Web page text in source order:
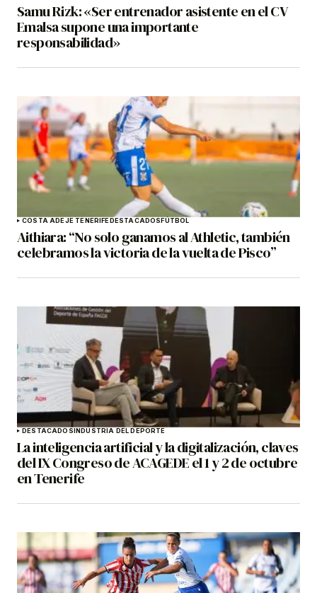
Samu Rizk: «Ser entrenador asistente en el CV
Emalsa supone una importante
responsabilidad»
COSTA ADEJE TENERIFEDESTACADOSFÚTBOL
Aithiara: “No solo ganamos al Athletic, también
celebramos la victoria de la vuelta de Pisco”
DESTACADOSINDUSTRIA DEL DEPORTE
La inteligencia artificial y la digitalización, claves
del IX Congreso de ACAGEDE el 1 y 2 de octubre
en Tenerife